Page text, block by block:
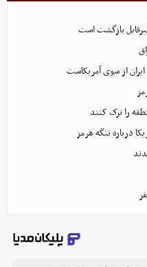
بازگشت است
از سوی آمریکاست
را ترک کنند
درباره تنگه هرمز